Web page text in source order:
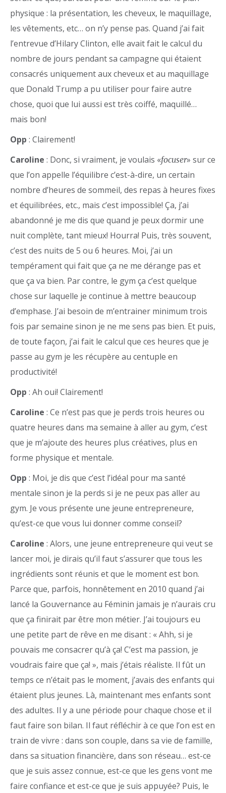
physique : la présentation, les cheveux, le maquillage,
les vêtements, etc… on n’y pense pas. Quand j’ai fait
l’entrevue d’Hilary Clinton, elle avait fait le calcul du
nombre de jours pendant sa campagne qui étaient
consacrés uniquement aux cheveux et au maquillage
que Donald Trump a pu utiliser pour faire autre
chose, quoi que lui aussi est très coiffé, maquillé…
mais bon!
Opp : Clairement!
Caroline : Donc, si vraiment, je voulais «focuser» sur ce
que l’on appelle l’équilibre c’est-à-dire, un certain
nombre d’heures de sommeil, des repas à heures fixes
et équilibrées, etc., mais c’est impossible! Ça, j’ai
abandonné je me dis que quand je peux dormir une
nuit complète, tant mieux! Hourra! Puis, très souvent,
c’est des nuits de 5 ou 6 heures. Moi, j’ai un
tempérament qui fait que ça ne me dérange pas et
que ça va bien. Par contre, le gym ça c’est quelque
chose sur laquelle je continue à mettre beaucoup
d’emphase. J’ai besoin de m’entrainer minimum trois
fois par semaine sinon je ne me sens pas bien. Et puis,
de toute façon, j’ai fait le calcul que ces heures que je
passe au gym je les récupère au centuple en
productivité!
Opp : Ah oui! Clairement!
Caroline : Ce n’est pas que je perds trois heures ou
quatre heures dans ma semaine à aller au gym, c’est
que je m’ajoute des heures plus créatives, plus en
forme physique et mentale.
Opp : Moi, je dis que c’est l’idéal pour ma santé
mentale sinon je la perds si je ne peux pas aller au
gym. Je vous présente une jeune entrepreneure,
qu’est-ce que vous lui donner comme conseil?
Caroline : Alors, une jeune entrepreneure qui veut se
lancer moi, je dirais qu’il faut s’assurer que tous les
ingrédients sont réunis et que le moment est bon.
Parce que, parfois, honnêtement en 2010 quand j’ai
lancé la Gouvernance au Féminin jamais je n’aurais cru
que ça finirait par être mon métier. J’ai toujours eu
une petite part de rêve en me disant : « Ahh, si je
pouvais me consacrer qu’à ça! C’est ma passion, je
voudrais faire que ça! », mais j’étais réaliste. Il fût un
temps ce n’était pas le moment, j’avais des enfants qui
étaient plus jeunes. Là, maintenant mes enfants sont
des adultes. Il y a une période pour chaque chose et il
faut faire son bilan. Il faut réfléchir à ce que l’on est en
train de vivre : dans son couple, dans sa vie de famille,
dans sa situation financière, dans son réseau… est-ce
que je suis assez connue, est-ce que les gens vont me
faire confiance et est-ce que je suis appuyée? Puis, le